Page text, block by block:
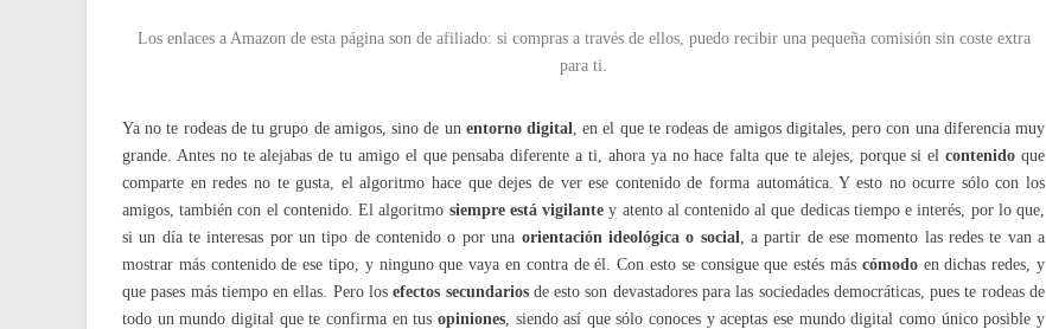
Los enlaces a Amazon de esta página son de afiliado: si compras a través de ellos, puedo recibir una pequeña comisión sin coste extra
para ti.
Ya no te rodeas de tu grupo de amigos, sino de un entorno digital, en el que te rodeas de amigos digitales, pero con una diferencia muy
grande. Antes no te alejabas de tu amigo el que pensaba diferente a ti, ahora ya no hace falta que te alejes, porque si elcontenido que
comparte en redes no te gusta, el algoritmo hace que dejes de ver ese contenido de forma automática. Y esto no ocurre sólo con los
amigos, también con el contenido. El algoritmo siempre está vigilante y atento al contenido al que dedicas tiempo e interés, por lo que,
si un día te interesas por un tipo de contenido o por una orientación ideológica o social, a partir de ese momento las redes te van a
mostrar más contenido de ese tipo, y ninguno que vaya en contra de él. Con esto se consigue que estés más cómodoen dichas redes, y
que pases más tiempo en ellas. Pero losefectos secundariosde esto son devastadores para las sociedades democráticas, pues te rodeas de
todo un mundo digital que te confirma en tus opiniones, siendo así que sólo conoces y aceptas ese mundo digital como único posible y